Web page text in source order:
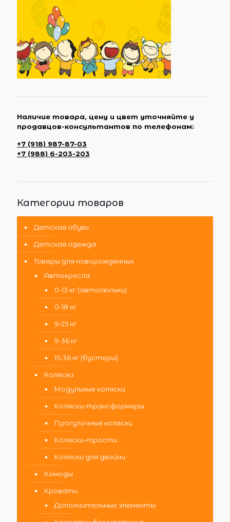
Наличие товара, цену и цвет уточняйте у
продавцов-консультантов по телефонам:
+7 (918) 987-87-03
+7 (988) 6-203-203
Категории товаров
Детская обувь
Детская одежда
Товары для новорожденных
Автокресла
0-13 кг (автолюльки)
0-18 кг
9-25 кг
9-36 кг
15-36 кг (бустеры)
Коляски
Модульные коляски
Коляски-трансформеры
Прогулочные коляски
Коляски-трости
Коляски для двойни
Комоды
Кровати
Дополнительные элементы